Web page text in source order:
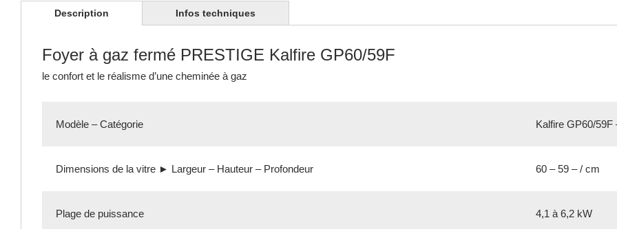
Description Infos techniques
Foyer à gaz fermé PRESTIGE Kalfire GP60/59F
le confort et le réalisme d’une cheminée à gaz
Modèle – Catégorie Kalfire GP60/59F
Dimensions de la vitre ► Largeur – Hauteur – Profondeur 60 – 59 – / cm
Plage de puissance 4,1 à 6,2 kW